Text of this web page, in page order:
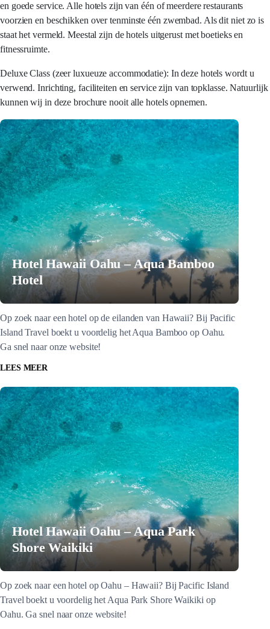
en goede service. Alle hotels zijn van één of meerdere restaurants
voorzien en beschikken over tenminste één zwembad. Als dit niet zo is
staat het vermeld. Meestal zijn de hotels uitgerust met boetieks en
fitnessruimte.
Deluxe Class (zeer luxueuze accommodatie): In deze hotels wordt u
verwend. Inrichting, faciliteiten en service zijn van topklasse. Natuurlijk
kunnen wij in deze brochure nooit alle hotels opnemen.
Hotel Hawaii Oahu – Aqua Bamboo
Hotel
Op zoek naar een hotel op de eilanden van Hawaii? Bij Pacific
Island Travel boekt u voordelig het Aqua Bamboo op Oahu.
Ga snel naar onze website!
LEES MEER
Hotel Hawaii Oahu – Aqua Park
Shore Waikiki
Op zoek naar een hotel op Oahu – Hawaii? Bij Pacific Island
Travel boekt u voordelig het Aqua Park Shore Waikiki op
Oahu. Ga snel naar onze website!